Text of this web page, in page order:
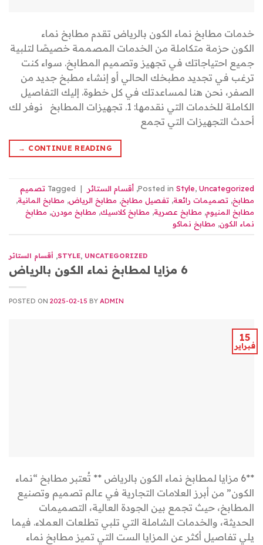
خدمات مطابخ نماء الكون بالرياض تقدم مطابخ نماء
الكون حزمة متكاملة من الخدمات المصممة خصيصًا لتلبية
جميع احتياجاتك في تجهيز وتصميم المطابخ. سواء كنت
ترغب في تجديد مطبخك الحالي أو إنشاء مطبخ جديد من
الصفر، نحن هنا لمساعدتك في كل خطوة. إليك التفاصيل
الكاملة للخدمات التي نقدمها: 1. تجهيزات المطابخ نوفر لك
أحدث التجهيزات التي تجمع
CONTINUE READING
→
Posted in Style, Uncategorized
, أقسام الستائر |
Tagged تصميم
مطابخ, تصميمات رائعة, تفصيل مطابخ, مطابخ الرياض, مطابخ المانية,
مطابخ المنيوم, مطابخ عصرية, مطابخ كلاسيك, مطابخ مودرن, مطابخ
نماء الكون, مطابخ نماكو
STYLE, UNCATEGORIZED
, أقسام الستائر
6 مزايا لمطابخ نماء الكون بالرياض
POSTED ON 2025-02-15 BY ADMIN
15
فبراير
**6 مزايا لمطابخ نماء الكون بالرياض ** تُعتبر مطابخ “نماء
الكون” من أبرز العلامات التجارية في عالم تصميم وتصنيع
المطابخ، حيث تجمع بين الجودة العالية، التصميمات
الحديثة، والخدمات الشاملة التي تلبي تطلعات العملاء. فيما
يلي تفاصيل أكثر عن المزايا الست التي تميز مطابخ نماء